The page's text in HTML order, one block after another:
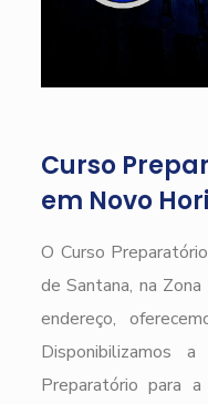
Curso
em Novo
O Curso
de Santana, na
endereço,
Disponibilizamos
Preparatório para